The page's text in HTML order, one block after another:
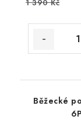
1 390 Kč
Běžecké